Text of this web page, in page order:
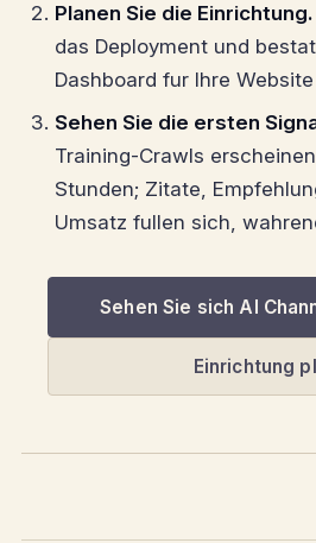
Planen Sie die Einrichtung.
das Deployment und
Dashboard fur Ihre
Sehen Sie die ersten
Training-Crawls
Stunden; Zitate,
Umsatz fullen sich,
Sehen Sie sich AI
Einrichtung